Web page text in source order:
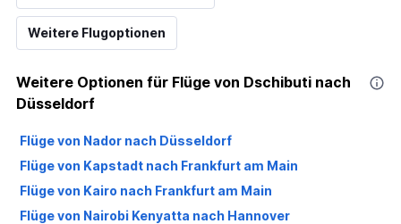
Weitere Flugoptionen
Weitere Optionen für Flüge von Dschibuti nach
Düsseldorf
Flüge von Nador nach Düsseldorf
Flüge von Kapstadt nach Frankfurt am Main
Flüge von Kairo nach Frankfurt am Main
Flüge von Nairobi Kenyatta nach Hannover